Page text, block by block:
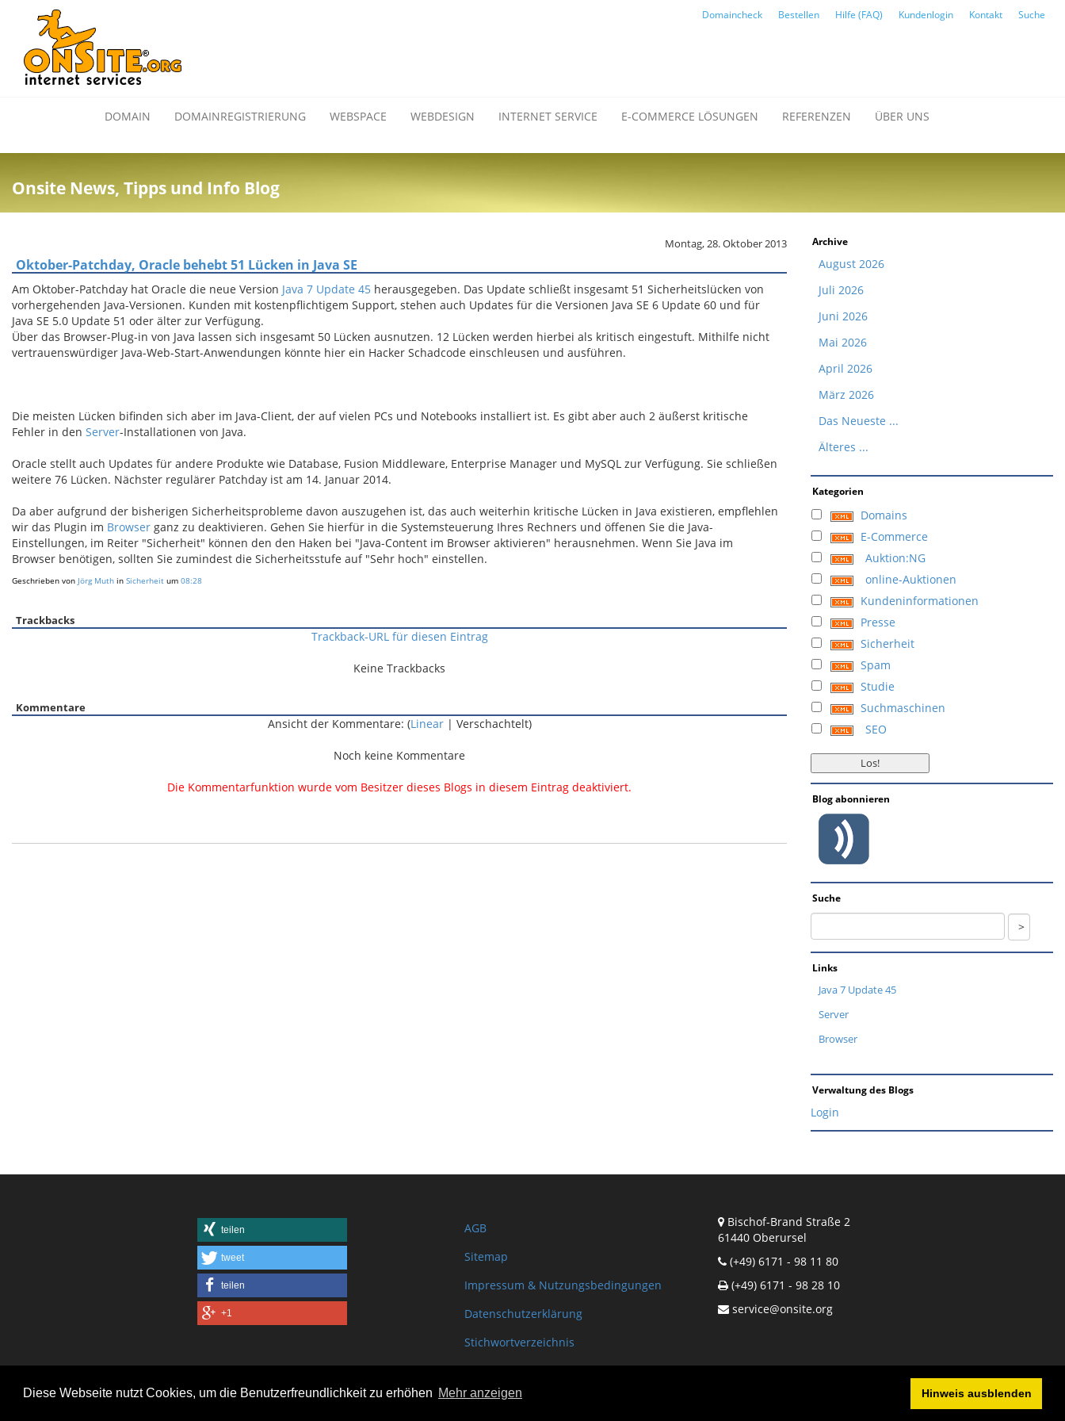
Diese Webseite nutzt Cookies, um die Benutzerfreundlichkeit zu erhöhen Mehr anzeigen Hinweis ausblenden
Domaincheck Bestellen Hilfe (FAQ) Kundenlogin Kontakt Suche
DOMAIN DOMAINREGISTRIERUNG WEBSPACE WEBDESIGN INTERNET SERVICE E-COMMERCE LÖSUNGEN REFERENZEN ÜBER UNS
Onsite News, Tipps und Info Blog
Montag, 28. Oktober 2013
Oktober-Patchday, Oracle behebt 51 Lücken in Java SE
Am Oktober-Patchday hat Oracle die neue Version Java 7 Update 45 herausgegeben. Das Update schließt insgesamt 51 Sicherheitslücken von
vorhergehenden Java-Versionen. Kunden mit kostenpflichtigem Support, stehen auch Updates für die Versionen Java SE 6 Update 60 und für
Java SE 5.0 Update 51 oder älter zur Verfügung.
Über das Browser-Plug-in von Java lassen sich insgesamt 50 Lücken ausnutzen. 12 Lücken werden hierbei als kritisch eingestuft. Mithilfe nicht
vertrauenswürdiger Java-Web-Start-Anwendungen könnte hier ein Hacker Schadcode einschleusen und ausführen.
Die meisten Lücken bifinden sich aber im Java-Client, der auf vielen PCs und Notebooks installiert ist. Es gibt aber auch 2 äußerst kritische
Fehler in den Server-Installationen von Java.
Oracle stellt auch Updates für andere Produkte wie Database, Fusion Middleware, Enterprise Manager und MySQL zur Verfügung. Sie schließen
weitere 76 Lücken. Nächster regulärer Patchday ist am 14. Januar 2014.
Da aber aufgrund der bisherigen Sicherheitsprobleme davon auszugehen ist, das auch weiterhin kritische Lücken in Java existieren, empflehlen
wir das Plugin im Browser ganz zu deaktivieren. Gehen Sie hierfür in die Systemsteuerung Ihres Rechners und öffenen Sie die Java-
Einstellungen, im Reiter "Sicherheit" können den den Haken bei "Java-Content im Browser aktivieren" herausnehmen. Wenn Sie Java im
Browser benötigen, sollten Sie zumindest die Sicherheitsstufe auf "Sehr hoch" einstellen.
Geschrieben von Jörg Muth in Sicherheit um 08:28
Trackbacks
Trackback-URL für diesen Eintrag
Keine Trackbacks
Kommentare
Ansicht der Kommentare: (Linear| Verschachtelt)
Noch keine Kommentare
Die Kommentarfunktion wurde vom Besitzer dieses Blogs in diesem Eintrag deaktiviert.
Archive
August 2026
Juli 2026
Juni 2026
Mai 2026
April 2026
März 2026
Das Neueste ...
Älteres ...
Kategorien
Domains
E-Commerce
Auktion:NG
online-Auktionen
Kundeninformationen
Presse
Sicherheit
Spam
Studie
Suchmaschinen
SEO
Blog abonnieren
Suche
Links
Java 7 Update 45
Server
Browser
Verwaltung des Blogs
Login
teilen
tweet
teilen
+1
AGB
Sitemap
Impressum & Nutzungsbedingungen
Datenschutzerklärung
Stichwortverzeichnis
Shopinfo XML
Copyright www.onSite.org
Bischof-Brand Straße 2
61440 Oberursel
(+49) 6171 - 98 11 80
(+49) 6171 - 98 28 10
service@onsite.org